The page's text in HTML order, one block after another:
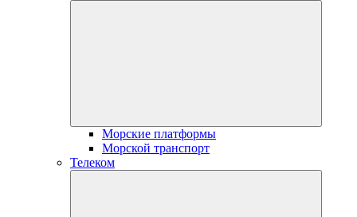
Морские платформы
Морской транспорт
Телеком